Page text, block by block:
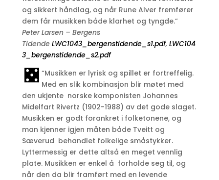
og sikkert håndlag, og når Rune Alver fremfører
dem får musikken både klarhet og tyngde.”
Peter Larsen – Bergens
Tidende LWC1043_bergenstidende_s1.pdf, LWC104
3_bergenstidende_s2.pdf
“Musikken er lyrisk og spillet er fortreffelig.
Med en slik kombinasjon blir møtet med
den ukjente norske komponisten Johannes
Midelfart Rivertz (1902-1988) av det gode slaget.
Musikken er godt forankret i folketonene, og
man kjenner igjen måten både Tveitt og
Sæverud behandlet folkelige småstykker.
Lyttermessig er dette altså en meget vennlig
plate. Musikken er enkel å forholde seg til, og
når den da blir framført med en levende